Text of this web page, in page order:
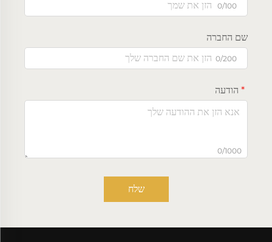
0/100
שם החברה
0/200
הודעה
0/1000
שלח